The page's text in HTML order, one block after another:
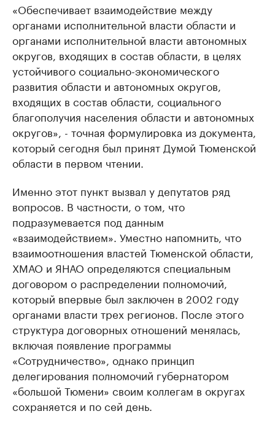
«Обеспечивает взаимодействие между
органами исполнительной власти области и
органами исполнительной власти автономных
округов, входящих в состав области, в целях
устойчивого социально-экономического
развития области и автономных округов,
входящих в состав области, социального
благополучия населения области и автономных
округов», - точная формулировка из документа,
который сегодня был принят Думой Тюменской
области в первом чтении.
Именно этот пункт вызвал у депутатов ряд
вопросов. В частности, о том, что
подразумевается под данным
«взаимодействием». Уместно напомнить, что
взаимоотношения властей Тюменской области,
ХМАО и ЯНАО определяются специальным
договором о распределении полномочий,
который впервые был заключен в 2002 году
органами власти трех регионов. После этого
структура договорных отношений менялась,
включая появление программы
«Сотрудничество», однако принцип
делегирования полномочий губернатором
«большой Тюмени» своим коллегам в округах
сохраняется и по сей день.